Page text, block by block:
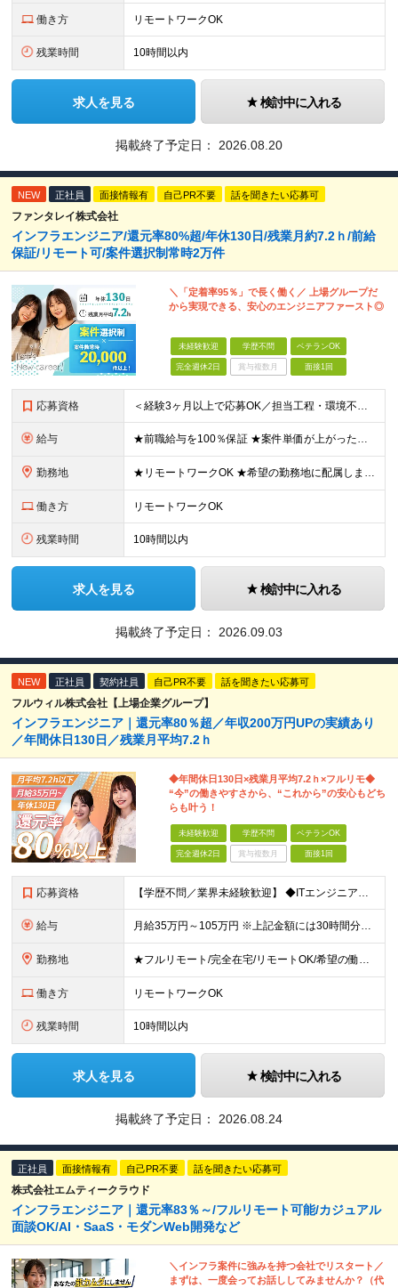
働き方 リモートワークOK
残業時間 10時間以内
求人を見る 検討中に入れる
掲載終了予定日： 2026.08.20
NEW 正社員 面接情報有 自己PR不要 話を聞きたい応募可
ファンタレイ株式会社
インフラエンジニア/還元率80%超/年休130日/残業月約7.2ｈ/前給
保証/リモート可/案件選択制常時2万件
＼「定着率95％」で長く働く／ 上場グループだ
から実現できる、安心のエンジニアファースト◎
未経験歓迎 学歴不問 ベテランOK
完全週休2日 賞与複数月 面接1回
応募資格 ＜経験3ヶ月以上で応募OK／担当工程・環境不問／ブランクOK＞ ★20代～50代まで幅広く活躍中 ★キャリア20年以上のベテランも歓迎 ★子育てと両立しながら働く社員も在籍 ★ブランクあり・正社員デビ
給与 ★前職給与を100％保証 ★案件単価が上がったら即昇給反映！ ＼想定年収420万円～1080万円／ 月給35万円～90万円＋交通費全額支給＋各種手当 平均150～200万円年収UPを実現！ ーーー
勤務地 ★リモートワークOK ★希望の勤務地に配属します ★転居を伴う転勤はありません お客様先での勤務となります。 ■東京本社／東京都新宿区西新宿1-20-3 ■大阪支社／大阪府大阪市中央区安土町2-3
働き方 リモートワークOK
残業時間 10時間以内
求人を見る 検討中に入れる
掲載終了予定日： 2026.09.03
NEW 正社員 契約社員 自己PR不要 話を聞きたい応募可
フルウィル株式会社【上場企業グループ】
インフラエンジニア｜還元率80％超／年収200万円UPの実績あり
／年間休日130日／残業月平均7.2ｈ
◆年間休日130日×残業月平均7.2ｈ×フルリモ◆
“今”の働きやすさから、“これから”の安心もどち
らも叶う！
未経験歓迎 学歴不問 ベテランOK
完全週休2日 賞与複数月 面接1回
応募資格 【学歴不問／業界未経験歓迎】 ◆ITエンジニアとしての実務経験がある方 （開発・インフラ・テスト・ヘルプデスクなどジャンル不問） ※ブランクがある方、独学から実務経験をお持ちの方も大歓迎。 ※使用言
給与 月給35万円～105万円 ※上記金額には30時間分・6万6000円～19.9万円の固定残業代が含まれています。 固定残業代を超える勤務が発生した場合は、追加支給いたします。 ※試用期間3ヶ月あり。期間
勤務地 ★フルリモート/完全在宅/リモートOK/希望の働き方が叶う ◆ご自身のご希望や居住地を考慮し、決定します。 ◆転居を伴う転勤はありません。 全国各地のプロジェクト先での勤務となります。 【東京本
働き方 リモートワークOK
残業時間 10時間以内
求人を見る 検討中に入れる
掲載終了予定日： 2026.08.24
正社員 面接情報有 自己PR不要 話を聞きたい応募可
株式会社エムティークラウド
インフラエンジニア｜還元率83％～/フルリモート可能/カジュアル
面談OK/AI・SaaS・モダンWeb開発など
＼インフラ案件に強みを持つ会社でリスタート／
まずは、一度会ってお話ししてみませんか？（代